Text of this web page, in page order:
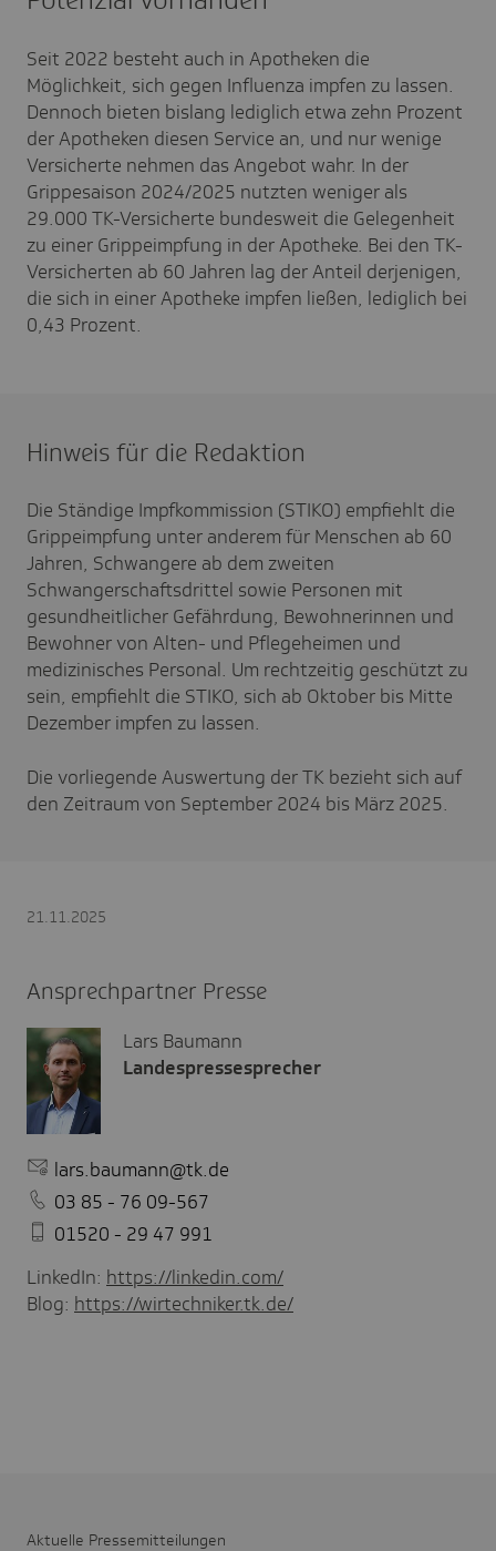
Seit 2022 besteht auch in Apotheken die
Möglichkeit, sich gegen Influenza impfen zu lassen.
Dennoch bieten bislang lediglich etwa zehn Prozent
der Apotheken diesen Service an, und nur wenige
Versicherte nehmen das Angebot wahr. In der
Grippesaison 2024/2025 nutzten weniger als
29.000 TK-Versicherte bundesweit die Gelegenheit
zu einer Grippeimpfung in der Apotheke. Bei den TK-
Versicherten ab 60 Jahren lag der Anteil derjenigen,
die sich in einer Apotheke impfen ließen, lediglich bei
0,43 Prozent.
Hinweis für die Redaktion
Die Ständige Impfkommission (STIKO) empfiehlt die
Grippeimpfung unter anderem für Menschen ab 60
Jahren, Schwangere ab dem zweiten
Schwangerschaftsdrittel sowie Personen mit
gesundheitlicher Gefährdung, Bewohnerinnen und
Bewohner von Alten- und Pflegeheimen und
medizinisches Personal. Um rechtzeitig geschützt zu
sein, empfiehlt die STIKO, sich ab Oktober bis Mitte
Dezember impfen zu lassen.
Die vorliegende Auswertung der TK bezieht sich auf
den Zeitraum von September 2024 bis März 2025.
21.11.2025
Ansprechpartner Presse
Lars Baumann
Landespressesprecher
lars.baumann@tk.de
03 85 - 76 09-567
01520 - 29 47 991
LinkedIn: https://linkedin.com/
Blog: https://wirtechniker.tk.de/
Aktu­elle Pres­se­mit­tei­lungen